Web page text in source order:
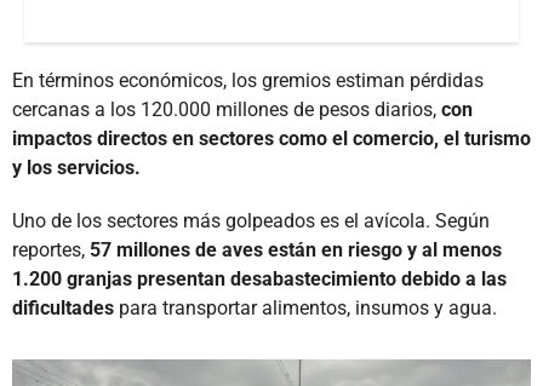
En términos económicos, los gremios estiman pérdidas
cercanas a los 120.000 millones de pesos diarios, con
impactos directos en sectores como el comercio, el turismo
y los servicios.
Uno de los sectores más golpeados es el avícola. Según
reportes, 57 millones de aves están en riesgo y al menos
1.200 granjas presentan desabastecimiento debido a las
dificultades para transportar alimentos, insumos y agua.